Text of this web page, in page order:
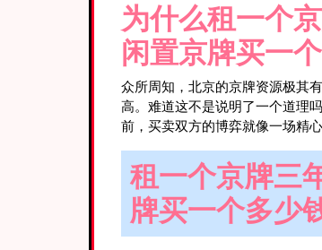
为什么租一个
闲置京牌买一
众所周知，北京的京牌资源极其
高。难道这不是说明了一个道理
前，买卖双方的博弈就像一场精
租一个京牌三
牌买一个多少